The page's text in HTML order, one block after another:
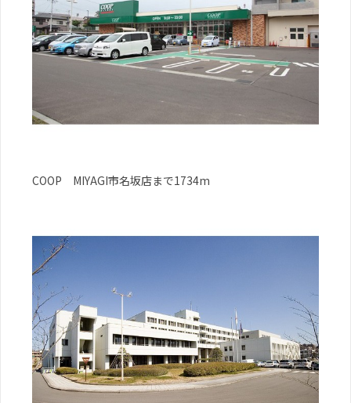
COOP MIYAGI市名坂店まで1734m